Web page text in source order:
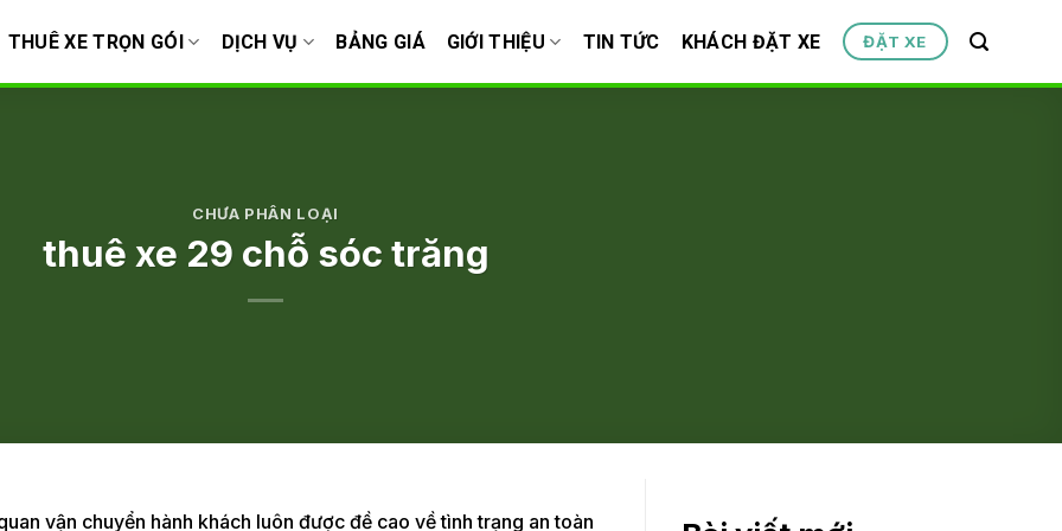
THUÊ XE TRỌN GÓI DỊCH VỤ BẢNG GIÁ GIỚI THIỆU TIN TỨC KHÁCH ĐẶT XE ĐẶT XE
CHƯA PHÂN LOẠI
thuê xe 29 chỗ sóc trăng
vận chuyển hành khách luôn được đề cao về tình trạng an toàn